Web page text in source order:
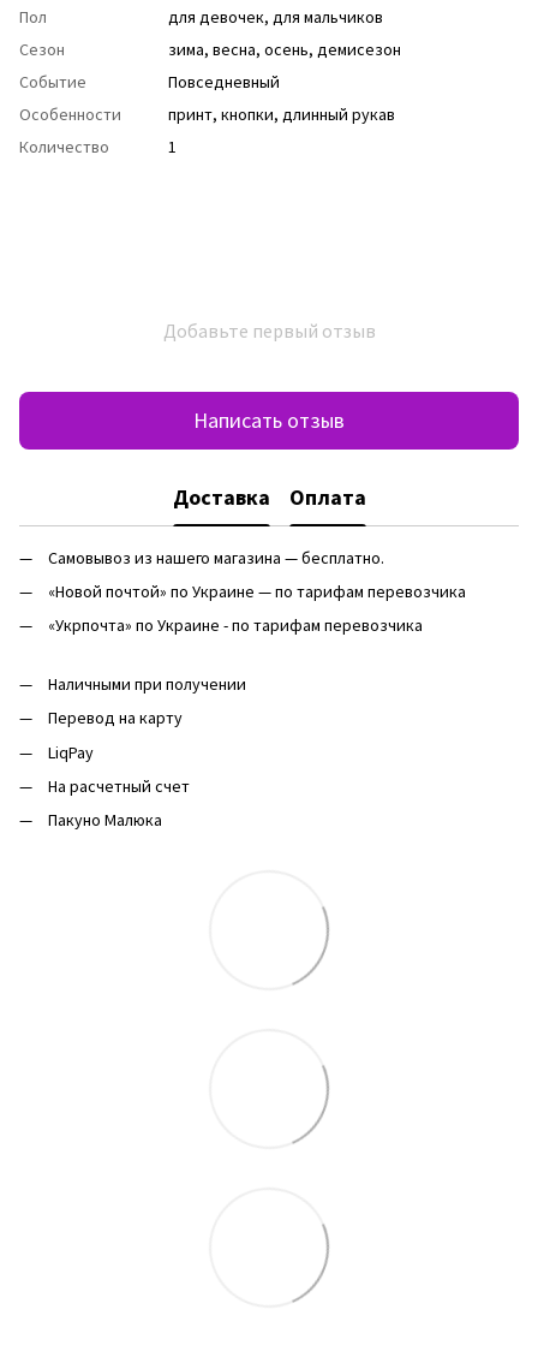
Пол
для девочек, для мальчиков
Сезон
зима, весна, осень, демисезон
Событие
Повседневный
Особенности
принт, кнопки, длинный рукав
Количество
1
Добавьте первый отзыв
Написать отзыв
Доставка Оплата
Самовывоз из нашего магазина — бесплатно.
«Новой почтой» по Украине — по тарифам перевозчика
«Укрпочта» по Украине - по тарифам перевозчика
Наличными при получении
Перевод на карту
LiqPay
На расчетный счет
Пакуно Малюка